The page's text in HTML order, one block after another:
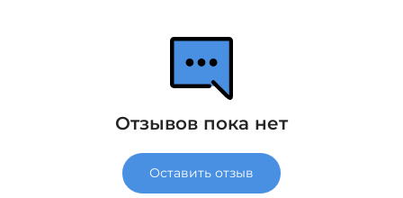
Отзывов пока нет
Оставить отзыв